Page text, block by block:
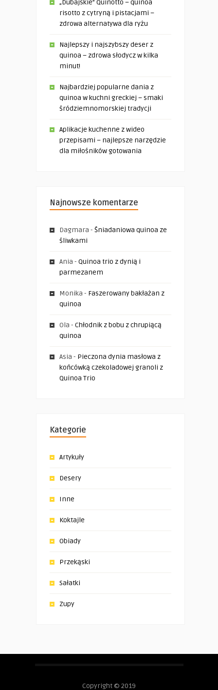
„Dubajskie” Quinotto – quinoa
risotto z cytryną i pistacjami –
zdrowa alternatywa dla ryżu
Najlepszy i najszybszy deser z
quinoa – zdrowa słodycz w kilka
minut!
Najbardziej popularne dania z
quinoa w kuchni greckiej – smaki
śródziemnomorskiej tradycji
Aplikacje kuchenne z wideo
przepisami – najlepsze narzędzie
dla miłośników gotowania
Najnowsze komentarze
Dagmara - Śniadaniowa quinoa ze
śliwkami
Ania - Quinoa trio z dynią i
parmezanem
Monika - Faszerowany bakłażan z
quinoa
Ola - Chłodnik z bobu z chrupiącą
quinoa
Asia - Pieczona dynia masłowa z
końcówką czekoladowej granoli z
Quinoa Trio
Kategorie
Artykuły
Desery
Inne
Koktajle
Obiady
Przekąski
Sałatki
Zupy
Copyright © 2019